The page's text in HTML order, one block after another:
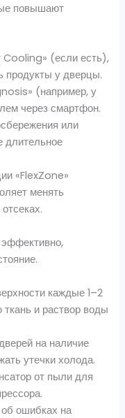
повышают
Cooling» (если есть),
продукты у дверцы.
(например, у
через смартфон.
или
длительное
«FlexZone»
менять
каждые 1–2
и раствор воды
на наличие
утечки холода.
от пыли для
ошибках на